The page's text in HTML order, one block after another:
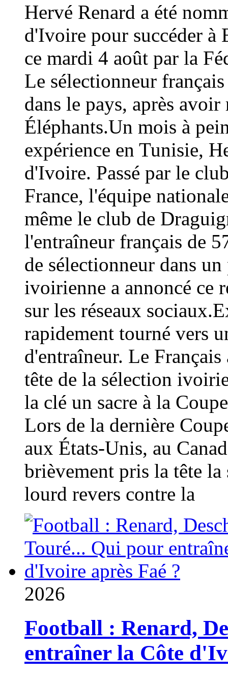
Hervé Renard a été
d'Ivoire pour succéder à
ce mardi 4 août par la
Le sélectionneur
dans le pays, après
Éléphants.Un mois à
expérience en Tunisie,
d'Ivoire. Passé par le
France, l'équipe
même le club de
l'entraîneur français de
de sélectionneur dans
ivoirienne a annoncé ce
sur les réseaux
rapidement tourné vers
d'entraîneur. Le
tête de la sélection
la clé un sacre à la
Lors de la dernière
aux États-Unis, au
brièvement pris la tête
lourd revers contre la
2026
Football : Renard,
entraîner la Côte